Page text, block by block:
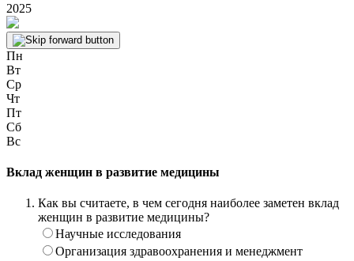
2025
Пн
Вт
Ср
Чт
Пт
Сб
Вс
Вклад женщин в развитие медицины
Как вы считаете, в чем сегодня наиболее заметен вклад
женщин в развитие медицины?
Научные исследования
Организация здравоохранения и менеджмент